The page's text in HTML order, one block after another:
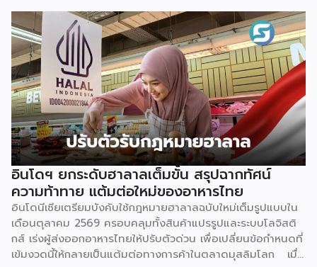
สิ้นเชิง สิ่งนี้กำลังเป็นเทรนด์ที่พฤติกรรมผู้บริโภคได้
เปลี่ยนแปลงไปจากเดิม ด้วยความสะดวกสบายของเทคโนโลยี
ทำให้มีช่องทางการซื้อสินค้าผ่านออนไลน์เข้ามาเป็นตัวเลือกในการ
สั่งซื้อสินค้าในยุคปัจจุบัน โดยตลาดอีคอมเมิร์ซไทยปี 2569 คาด
ว่าจะมีมูลค่าราว 1.15 ล้านล้านบาท เติบโตประมาณ 7% จากปี
ก่อนหน้า และคิดเป็นสัดส่วนใกล้ 30% ของตลาดค้าปลีกทั้งหมด
ตัวเลขนี้สะท้อนว่าการซื้อของออนไลน์ไม่ใช่ทางเลือกรองอีกต่อ
ไป แต่กลายเป็นพฤติกรรมหลักของผู้บริโภคไทย ผลลัพธ์คือ
“จุดรับ-ส่งพัสดุ” กลายเป็นโครงสร้างพื้นฐานเล็กๆ ที่แทรกอยู่ใน
ทุกชุมชน และเป็นธุรกิจที่ความต้องการวิ่งตามหลังพฤติกรรมผู้
บริโภคแบบไม่มีทีท่าจะหยุด จุดที่ทำให้ธุรกิจนี้ต่างจากธุรกิจ
SME อื่น คือมันไม่จำเป็นต้อง “ทิ้งงานประจำ” มาทำเต็มตัว
เจ้าของร้านชำ ร้านซักรีด หรือแม้แต่บ้านที่มีพื้นที่หน้าบ้านว่าง
สามารถเพิ่มบริการรับ-ส่งพัสดุเป็น “ธุรกิจเสริม” ควบคู่กับกิจการ
เดิมได้ทันที โดยไม่ต้องเปลี่ยนโมเดลธุรกิจทั้งหมด จุดขาย
ของโมเดลนี้คือการเป็น Cross-traffic Strategy คนที่มารับ-ส่ง
พัสดุ […]
อินโดฯ ยกระดับฮาลาลเต็มขั้น สรุปฉากทัศน์
ความท้าทาย แต้มต่อใหม่ของอาหารไทย
อินโดนีเซียเตรียมบังคับใช้กฎหมายฮาลาลฉบับใหม่เต็มรูปแบบใน
เดือนตุลาคม 2569 ครอบคลุมทั้งสินค้าแปรรูปและระบบโลจิสติ
กส์ เร่งผู้ส่งออกอาหารไทยให้ปรับตัวด่วน เพื่อเปลี่ยนข้อกำหนดที่
เข้มงวดนี้ให้กลายเป็นแต้มต่อทางการค้าในตลาดมุสลิมโลก เมื่อ